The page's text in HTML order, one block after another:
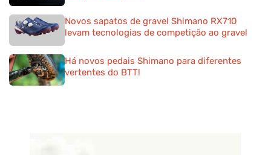
Novos sapatos de gravel Shimano RX710
levam tecnologias de competição ao gravel
Há novos pedais Shimano para diferentes
vertentes do BTT!